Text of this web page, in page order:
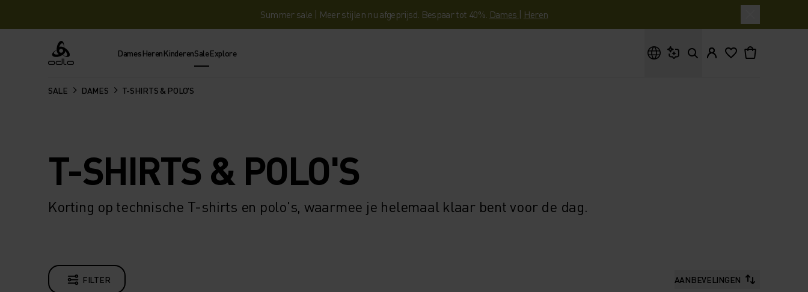
Summer sale | Meer stijlen nu afgeprijsd. Bespaar tot 40%. Dames | Heren
Odlo DamesHerenKinderenSaleExplore
SALE DAMES T-SHIRTS & POLO'S
T-SHIRTS & POLO'S
Korting op technische T-shirts en polo's, waarmee je helemaal klaar bent voor de dag.
FILTER
AANBEVELINGEN